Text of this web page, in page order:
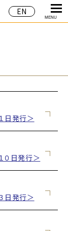
EN
MENU
日発行＞
０日発行＞
日発行＞